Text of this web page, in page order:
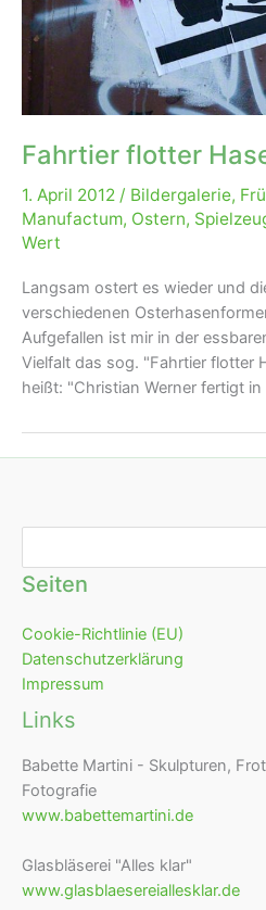
Fahrtier flotter
1. April 2012 / Bildergalerie,
Manufactum, Ostern,
Wert
Langsam ostert es wieder und
verschiedenen
Aufgefallen ist mir in der
Vielfalt das sog. "Fahrtier flotter
heißt: "Christian Werner fertigt in
Seiten
Cookie-Richtlinie (EU)
Datenschutzerklärung
Impressum
Links
Babette Martini - Skulpturen,
Fotografie
www.babettemartini.de
Glasbläserei "Alles klar"
www.glasblaesereiallesklar.de